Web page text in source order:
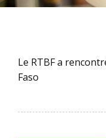
Le RTBF a
Faso